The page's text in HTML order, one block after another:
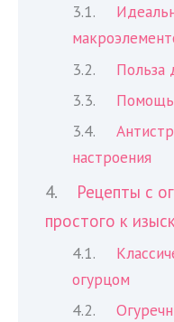
Польза
Помощь
настроения
Рецепты с
простого к
огурцом